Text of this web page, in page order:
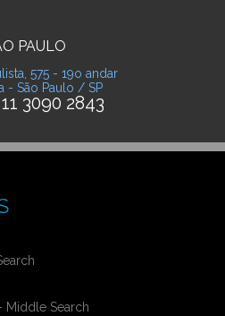
PAULO
575 - 19o andar
- São Paulo / SP
3090 2843
Middle Search